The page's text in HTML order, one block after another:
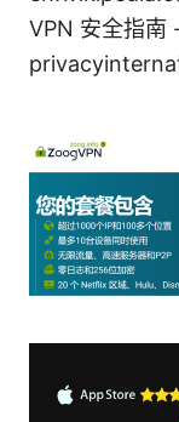
VPN 安全指